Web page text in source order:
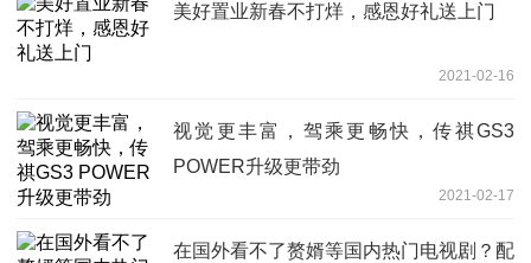
美好置业新春不打烊，感恩好礼送上门
2021-02-16
视觉更丰富，驾乘更畅快，传祺GS3
POWER升级更带劲
2021-02-17
在国外看不了赘婿等国内热门电视剧？配